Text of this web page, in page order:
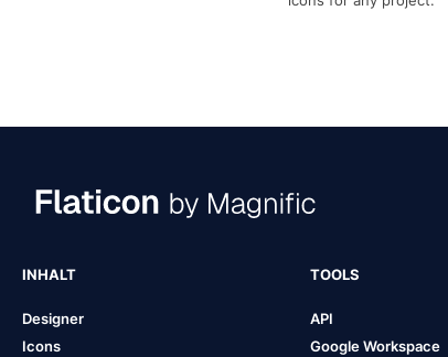
INHALT
Designer
Icons
TOOLS
API
Google Workspace